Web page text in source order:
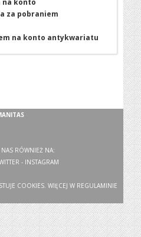
na konto
za pobraniem
na konto antykwariatu
RÓWNIEŻ NA:
- INSTAGRAM
COOKIES. WIĘCEJ W REGULAMINIE